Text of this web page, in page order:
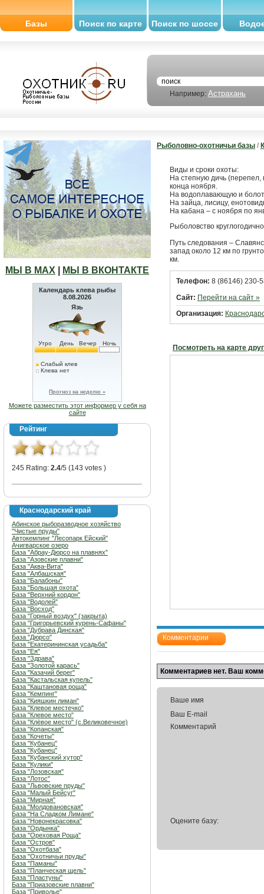
Базы Поиск по карте Поиск по шоссе
Например: Астрахань
МЫ В МАХ МЫ В ВКОНТАКТЕ
Календарь клева рыбы
8.08.2026
Язь
Утро День Вечер Ночь
Слабый клев
Клева нет
Прогноз на неделю »
Можете разместить этот информер у себя на
сайте
Рейтинг
245 Rating: 2.4/5 (143 votes )
Краснодарский край
Абинское рыборазводное хозяйство
"Чистые пруды"
Автокемпинг "Лесопарк Ейский"
Ачигварское озеро
База "Абрау-Дюрсо на плавнях"
База "Азовские плавни"
База "Аква-Вита"
База "Албашская"
База "Балабоны"
База "Большая охота"
База "Верхний кордон"
База "Водолей"
База "Восход"
База "Горный воздух" (закрыта)
База "Григорьевский курень-Сафаны"
База "Дубрава Динская"
База "Дюрсо"
База "Екатерининская усадьба"
База "Ея"
База "Здрава"
База "Золотой карась"
База "Казачий берег"
База "Кастальская купель"
База "Каштановая роща"
База "Кемпинг"
База "Кияшкин лиман"
База "Клевое местечко"
База "Клевое место"
База "Клёвое место" (с.Великовечное)
База "Копанская"
База "Кочеты"
База "Кубанец"
База "Кубанец"
База "Кубанский хутор"
База "Кулики"
База "Лозовская"
База "Лотос"
База "Львовские пруды"
База "Малый Бейсуг"
База "Мирная"
База "Молдовановская"
База "На Сладком Лимане"
База "Новонекрасовка"
База "Ордынка"
База "Ореховая Роща"
База "Остров"
База "Охотбаза"
База "Охотничьи пруды"
База "Паманы"
База "Планческая щель"
База "Пластуны"
База "Приазовские плавни"
База "Приволье"
Рыболовно-охотничьи базы /
Виды и сроки охоты:
На степную дичь (перепел,
конца ноября.
На водоплавающую и
На зайца, лисицу,
На кабана – с ноября по
Рыболовство
Путь следования –
запад около 12 км по
км.
Телефон: 8 (86146) 230-
Сайт: Перейти на сайт »
Организация:
Посмотреть на карте
Комментарии
Комментариев нет. Ваш
Ваше имя
Ваш E-mail
Комментарий
Оцените базу: